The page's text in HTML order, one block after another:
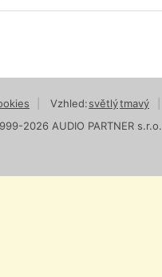
Vzhled:světlýtmavý
2026 AUDIO PARTNER s.r.o.